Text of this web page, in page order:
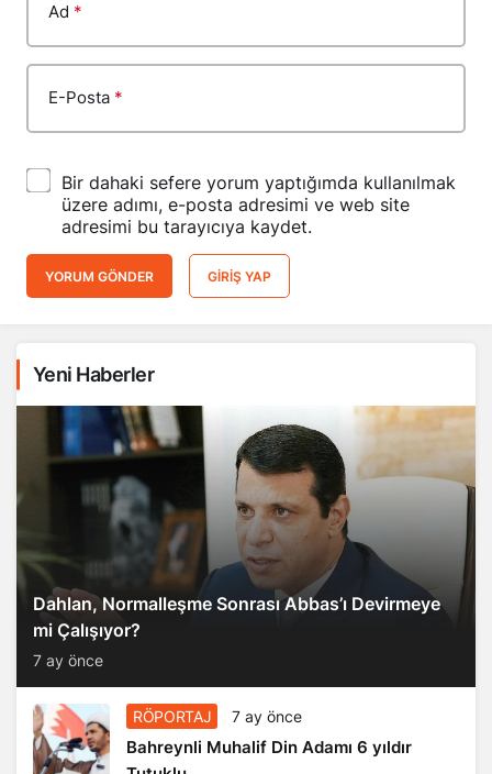
Ad *
E-Posta *
Bir dahaki sefere yorum yaptığımda kullanılmak
üzere adımı, e-posta adresimi ve web site
adresimi bu tarayıcıya kaydet.
YORUM GÖNDER GIRIŞ YAP
Yeni Haberler
Dahlan, Normalleşme Sonrası Abbas’ı Devirmeye
mi Çalışıyor?
7 ay önce
RÖPORTAJ 7 ay önce
Bahreynli Muhalif Din Adamı 6 yıldır